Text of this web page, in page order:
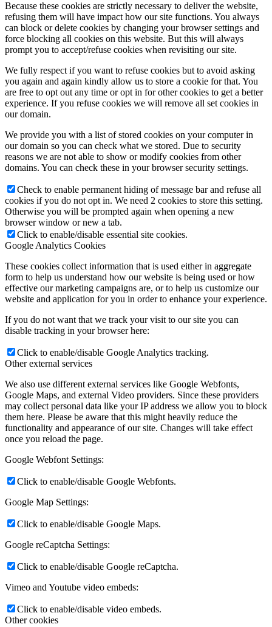
Because these cookies are strictly necessary to deliver the website,
refusing them will have impact how our site functions. You always
can block or delete cookies by changing your browser settings and
force blocking all cookies on this website. But this will always
prompt you to accept/refuse cookies when revisiting our site.
We fully respect if you want to refuse cookies but to avoid asking
you again and again kindly allow us to store a cookie for that. You
are free to opt out any time or opt in for other cookies to get a better
experience. If you refuse cookies we will remove all set cookies in
our domain.
We provide you with a list of stored cookies on your computer in
our domain so you can check what we stored. Due to security
reasons we are not able to show or modify cookies from other
domains. You can check these in your browser security settings.
Check to enable permanent hiding of message bar and refuse all
cookies if you do not opt in. We need 2 cookies to store this setting.
Otherwise you will be prompted again when opening a new
browser window or new a tab.
Click to enable/disable essential site cookies.
Google Analytics Cookies
These cookies collect information that is used either in aggregate
form to help us understand how our website is being used or how
effective our marketing campaigns are, or to help us customize our
website and application for you in order to enhance your experience.
If you do not want that we track your visit to our site you can
disable tracking in your browser here:
Click to enable/disable Google Analytics tracking.
Other external services
We also use different external services like Google Webfonts,
Google Maps, and external Video providers. Since these providers
may collect personal data like your IP address we allow you to block
them here. Please be aware that this might heavily reduce the
functionality and appearance of our site. Changes will take effect
once you reload the page.
Google Webfont Settings:
Click to enable/disable Google Webfonts.
Google Map Settings:
Click to enable/disable Google Maps.
Google reCaptcha Settings:
Click to enable/disable Google reCaptcha.
Vimeo and Youtube video embeds:
Click to enable/disable video embeds.
Other cookies